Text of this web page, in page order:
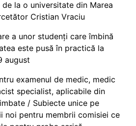
la o universitate din Marea
Cristian Vraciu
a unor studenți care îmbină
este pusă în practică la
august
examenul de medic, medic
specialist, aplicabile din
/ Subiecte unice pe
noi pentru membrii comisiei ce